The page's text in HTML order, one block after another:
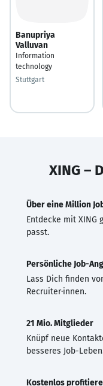
Banupriya
Valluvan
Information
technology
Stuttgart
XING –
Über eine Million
Entdecke mit XING
passt.
Persönliche Job-
Lass Dich finden
Recruiter·innen.
21 Mio. Mitglieder
Knüpf neue
besseres Job-
Kostenlos